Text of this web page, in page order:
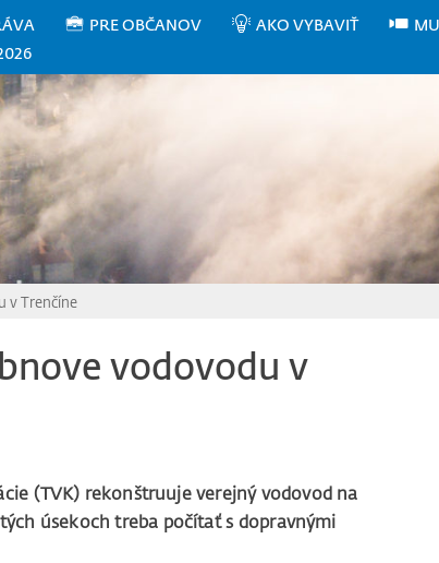
PRE OBČANOV AKO VYBAVIŤ
v Trenčíne
vodovodu v
(TVK) rekonštruuje verejný vodovod na
úsekoch treba počítať s dopravnými